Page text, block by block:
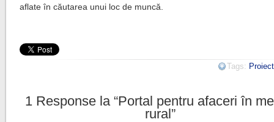
aflate în căutarea unui loc de muncă.
Tags:
1 Response la “Portal pentru afaceri în
rural”